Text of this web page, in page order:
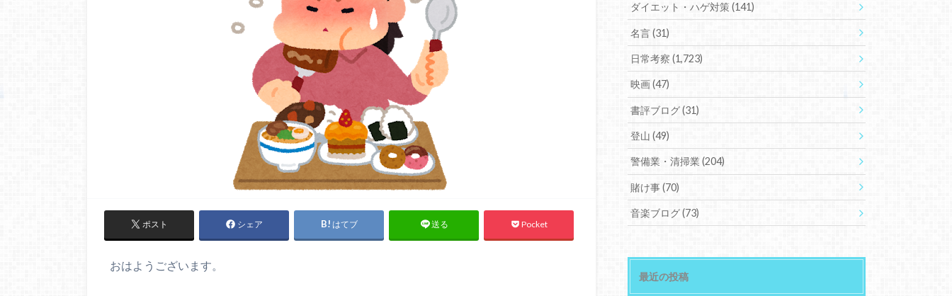
ポスト シェア はてブ 送る Pocket
おはようございます。
ダイエット・ハゲ対策(141)
名言(31)
日常考察(1,723)
映画(47)
書評ブログ(31)
登山(49)
警備業・清掃業(204)
賭け事(70)
音楽ブログ(73)
最近の投稿